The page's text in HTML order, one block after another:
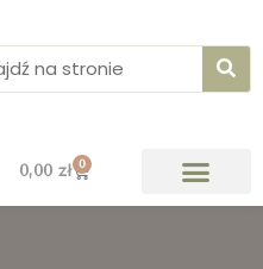
0,00 zł 0
Wózek